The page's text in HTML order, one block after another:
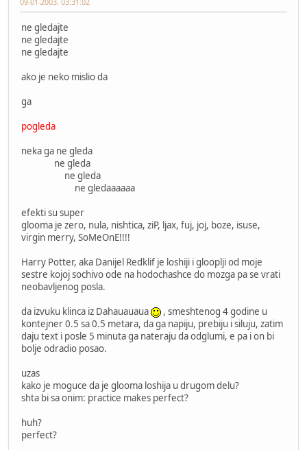
ne gledajte
ne gledajte
ne gledajte
ako je neko mislio da
ga
pogleda
neka ga ne gleda
ne gleda
ne gleda
ne gledaaaaaa
efekti su super
glooma je zero, nula, nishtica, ziP, ljax, fuj, joj, boze, isuse,
virgin merry, SoMeOnE!!!!
Harry Potter, aka Danijel Redklif je loshiji i glooplji od moje
sestre kojoj sochivo ode na hodochashce do mozga pa se vrati
neobavljenog posla.
da izvuku klinca iz Dahauauaua
, smeshtenog 4 godine u
kontejner 0.5 sa 0.5 metara, da ga napiju, prebiju i siluju, zatim
daju text i posle 5 minuta ga nateraju da odglumi, e pa i on bi
bolje odradio posao.
uzas
kako je moguce da je glooma loshija u drugom delu?
shta bi sa onim: practice makes perfect?
huh?
perfect?